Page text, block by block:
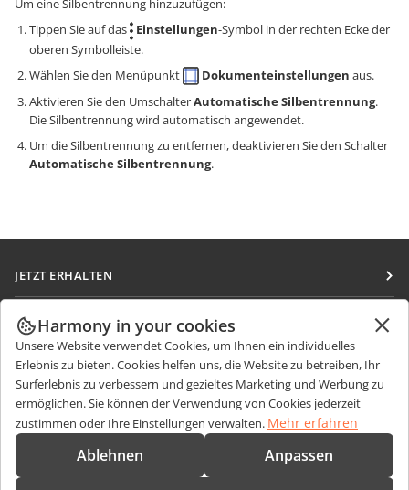
Um eine Silbentrennung hinzuzufügen:
Tippen Sie auf das
Einstellungen-Symbol in der rechten Ecke der
oberen Symbolleiste.
Wählen Sie den Menüpunkt
Dokumenteinstellungen aus.
Aktivieren Sie den UmschalterAutomatische Silbentrennung.
Die Silbentrennung wird automatisch angewendet.
Um die Silbentrennung zu entfernen, deaktivieren Sie den Schalter
Automatische Silbentrennung.
JETZT ERHALTEN
Docs
DocSpace
Workspace
Integrations-Apps
Desktop-Apps
Mobile Apps
ZUSAMMENARBEITEN
Für Mitwirkende
Für Übersetzer
Für Influencer
Stellenangebote
NACHRICHTEN ERHALTEN
Blog
HILFE ERHALTEN
Forum
Fragen zum Kauf
sales@onlyoffice.com
Harmony in your cookies
Unsere Website verwendet Cookies, um Ihnen ein individuelles
Erlebnis zu bieten. Cookies helfen uns, die Website zu betreiben, Ihr
Surferlebnis zu verbessern und gezieltes Marketing und Werbung zu
ermöglichen. Sie können der Verwendung von Cookies jederzeit
zustimmen oder Ihre Einstellungen verwalten. Mehr erfahren
Ablehnen Anpassen